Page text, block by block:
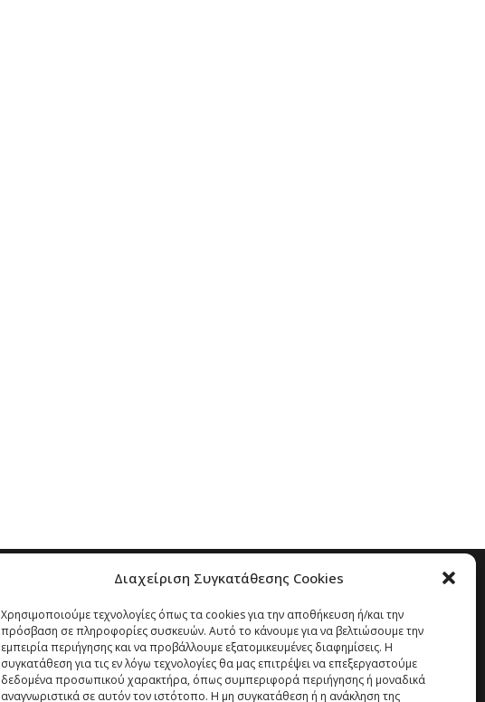
Διαχείριση Συγκατάθεσης Cookies
Χρησιμοποιούμε τεχνολογίες όπως τα cookies για την αποθήκευση ή/και την
πρόσβαση σε πληροφορίες συσκευών. Αυτό το κάνουμε για να βελτιώσουμε την
εμπειρία περιήγησης και να προβάλλουμε εξατομικευμένες διαφημίσεις. Η
συγκατάθεση για τις εν λόγω τεχνολογίες θα μας επιτρέψει να επεξεργαστούμε
δεδομένα προσωπικού χαρακτήρα, όπως συμπεριφορά περιήγησης ή μοναδικά
αναγνωριστικά σε αυτόν τον ιστότοπο. Η μη συγκατάθεση ή η ανάκληση της